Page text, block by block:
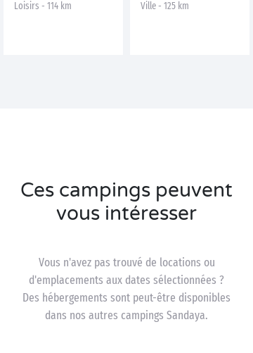
Loisirs - 114 km Ville - 125 km
Ces campings peuvent
vous intéresser
Vous n'avez pas trouvé de locations ou
d'emplacements aux dates sélectionnées ?
Des hébergements sont peut-être disponibles
dans nos autres campings Sandaya.